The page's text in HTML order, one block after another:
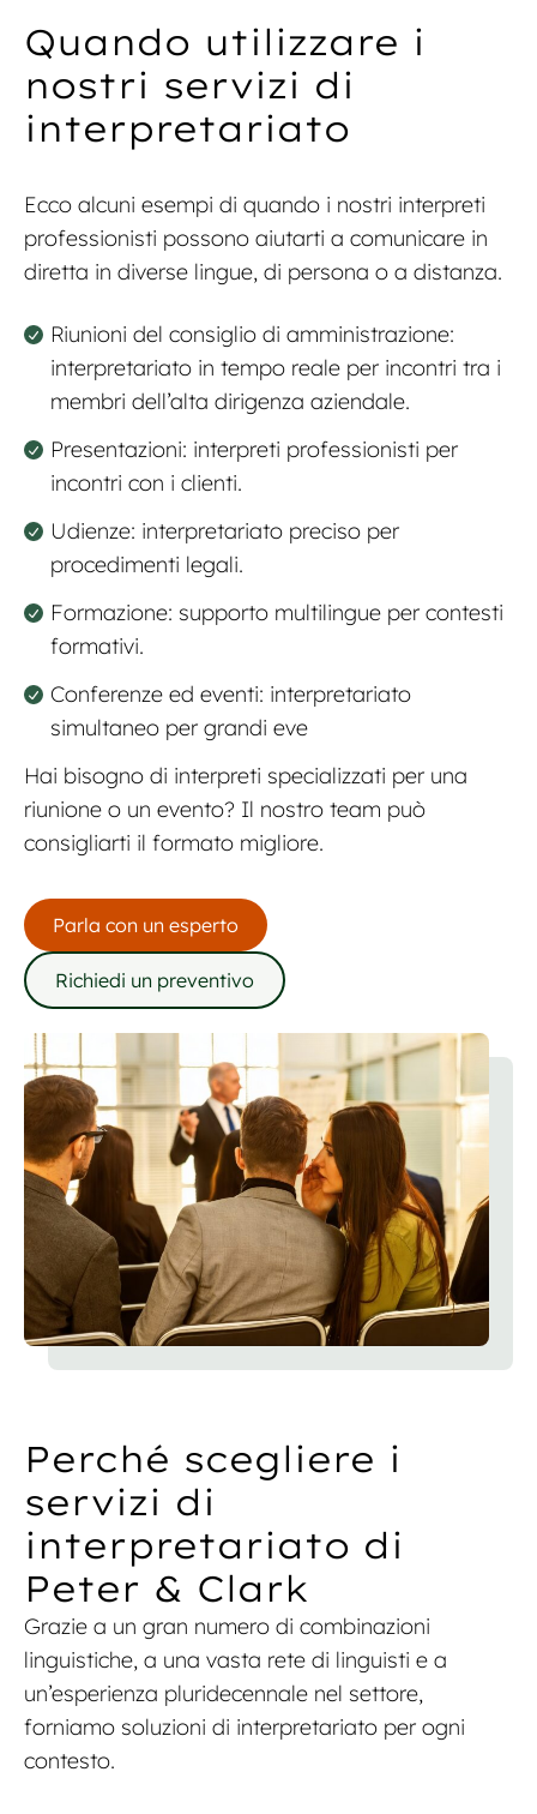
Quando utilizzare i
nostri servizi di
interpretariato
Ecco alcuni esempi di quando i nostri interpreti
professionisti possono aiutarti a comunicare in
diretta in diverse lingue, di persona o a distanza.
Riunioni del consiglio di amministrazione:
interpretariato in tempo reale per incontri tra i
membri dell’alta dirigenza aziendale.
Presentazioni: interpreti professionisti per
incontri con i clienti.
Udienze: interpretariato preciso per
procedimenti legali.
Formazione: supporto multilingue per contesti
formativi.
Conferenze ed eventi: interpretariato
simultaneo per grandi eve
Hai bisogno di interpreti specializzati per una
riunione o un evento? Il nostro team può
consigliarti il formato migliore.
Parla con un esperto
Richiedi un preventivo
Perché scegliere i
servizi di
interpretariato di
Peter & Clark
Grazie a un gran numero di combinazioni
linguistiche, a una vasta rete di linguisti e a
un’esperienza pluridecennale nel settore,
forniamo soluzioni di interpretariato per ogni
contesto.